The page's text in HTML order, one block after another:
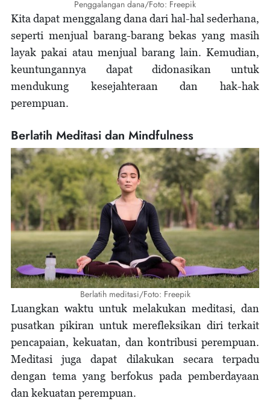
Penggalangan dana/Foto: Freepik
Kita dapat menggalang dana dari hal-hal sederhana,
seperti menjual barang-barang bekas yang masih
layak pakai atau menjual barang lain. Kemudian,
keuntungannya dapat didonasikan untuk
mendukung kesejahteraan dan hak-hak
perempuan.
Berlatih Meditasi dan Mindfulness
Berlatih meditasi/Foto: Freepik
Luangkan waktu untuk melakukan meditasi, dan
pusatkan pikiran untuk merefleksikan diri terkait
pencapaian, kekuatan, dan kontribusi perempuan.
Meditasi juga dapat dilakukan secara terpadu
dengan tema yang berfokus pada pemberdayaan
dan kekuatan perempuan.